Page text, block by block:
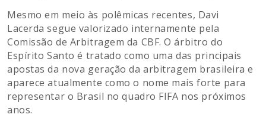
Mesmo em meio às polêmicas recentes, Davi
Lacerda segue valorizado internamente pela
Comissão de Arbitragem da CBF. O árbitro do
Espírito Santo é tratado como uma das principais
apostas da nova geração da arbitragem brasileira e
aparece atualmente como o nome mais forte para
representar o Brasil no quadro FIFA nos próximos
anos.